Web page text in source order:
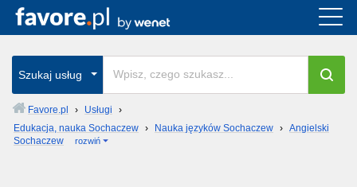
Szukaj usług
Favore.pl › Usługi
›
Edukacja, nauka Sochaczew › Nauka języków Sochaczew › Angielski
Sochaczew
rozwiń